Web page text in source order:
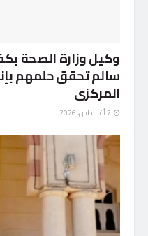
وكيل وزارة الصحة
سالم تحقق حلمهم
المركزى